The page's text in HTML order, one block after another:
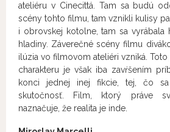
ateliéru v Cinecittá. Tam sa budú
scény tohto filmu, tam vznikli kulisy
i obrovskej kotolne, tam sa vyrábala
hladiny. Záverečné scény filmu
ilúzia vo filmovom ateliéri vzniká.
charakteru je však iba zavŕšením
konci jednej inej fikcie, tej, čo
skutočnosť. Film, ktorý práve
naznačuje, že realita je inde.